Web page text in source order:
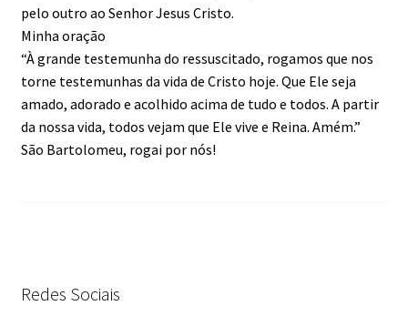
pelo outro ao Senhor Jesus Cristo.
Minha oração
“À grande testemunha do ressuscitado, rogamos que nos
torne testemunhas da vida de Cristo hoje. Que Ele seja
amado, adorado e acolhido acima de tudo e todos. A partir
da nossa vida, todos vejam que Ele vive e Reina. Amém.”
São Bartolomeu, rogai por nós!
Redes Sociais